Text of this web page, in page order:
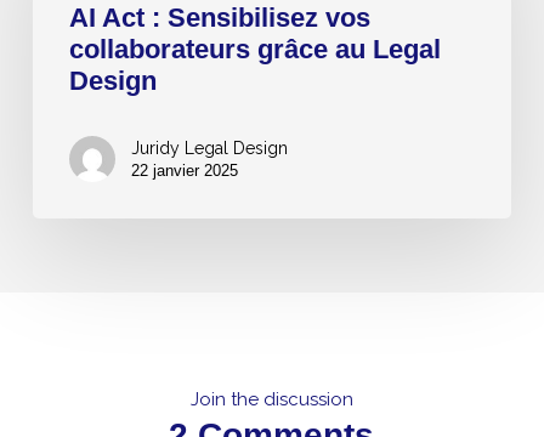
collaborateurs
grâce
Legal
Design
AI Act : Sensibilisez vos
collaborateurs grâce au Legal
Design
Juridy Legal Design
22 janvier 2025
Join the discussion